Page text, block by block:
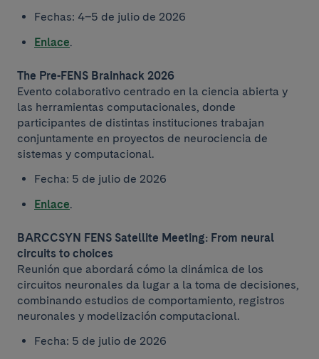
Fechas: 4–5 de julio de 2026
Enlace.
The Pre-FENS Brainhack 2026
Evento colaborativo centrado en la ciencia abierta y
las herramientas computacionales, donde
participantes de distintas instituciones trabajan
conjuntamente en proyectos de neurociencia de
sistemas y computacional.
Fecha: 5 de julio de 2026
Enlace.
BARCCSYN FENS Satellite Meeting: From neural
circuits to choices
Reunión que abordará cómo la dinámica de los
circuitos neuronales da lugar a la toma de decisiones,
combinando estudios de comportamiento, registros
neuronales y modelización computacional.
Fecha: 5 de julio de 2026